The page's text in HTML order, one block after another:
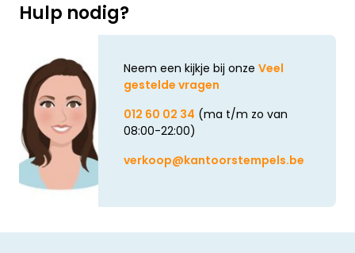
Hulp nodig?
Neem een kijkje bij onze Veel
gestelde vragen
012 60 02 34 (ma t/m zo van
08:00-22:00)
verkoop@kantoorstempels.be